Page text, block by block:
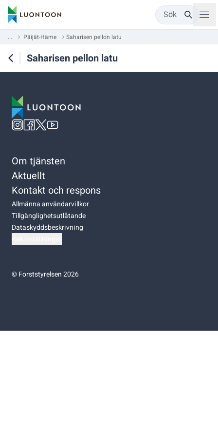
Sök
... Päijät-Häme Saharisen pellon latu
Saharisen pellon latu
Om tjänsten
Aktuellt
Kontakt och respons
Allmänna användarvillkor
Tillgänglighetsutlåtande
Dataskyddsbeskrivning
©Forststyrelsen 2026